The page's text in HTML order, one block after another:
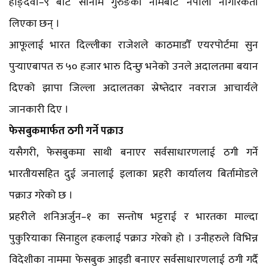
लिएका छन् ।
आफूलाई भारत दिल्लीका राजेशले काठमाडौँ एयरपोर्टमा सुन
पुर्‍याएबापत रु ५० हजार भारु दिन्छु भनेको उनले अदालतमा बयान
दिएको झापा जिल्ला अदालतका स्रेष्तेदार नवराज आचार्यले
जानकारी दिए ।
फेसबुकमार्फत ठगी गर्ने पक्राउ
यसैगरी, फेसबुकमा साथी बनाएर सर्वसाधारणलाई ठगी गर्ने
भारतीयसहित दुई जनालाई इलाका प्रहरी कार्यालय बिर्तामोडले
पक्राउ गरेको छ ।
प्रहरीले शनिअर्जुन–१ का सन्तोष भट्टराई र भारतका माल्दा
पुकुरियाका सिनाहुल हकलाई पक्राउ गरेको हो । उनीहरुले विभिन्न
विदेशीका नाममा फेसबुक आइडी बनाएर सर्वसाधारणलाई ठगी गर्दै